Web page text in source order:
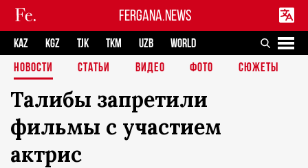
FERGANA.NEWS
KAZ KGZ TJK TKM UZB
WORLD
НОВОСТИ
СТАТЬИ ВИДЕО ФОТО СЮЖЕТЫ
Талибы запретили
фильмы с участием
актрис